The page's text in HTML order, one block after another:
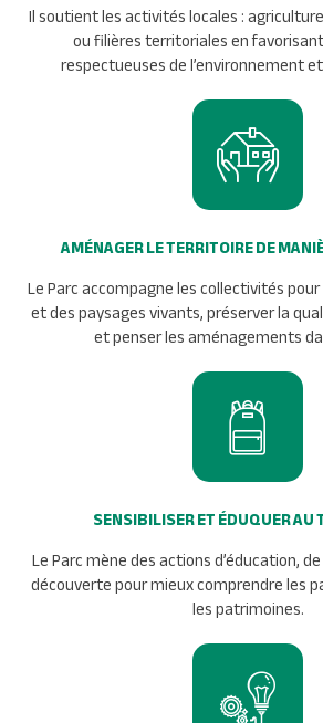
Il soutient les activités locales :
ou filières territoriales en
respectueuses de l’environnement
AMÉNAGER LE TERRITOIRE DE
Le Parc accompagne les collectivités
et des paysages vivants, préserver la
et penser les aménagements
SENSIBILISER ET ÉDUQUER AU
Le Parc mène des actions d’éducation,
découverte pour mieux comprendre les
les patrimoines.